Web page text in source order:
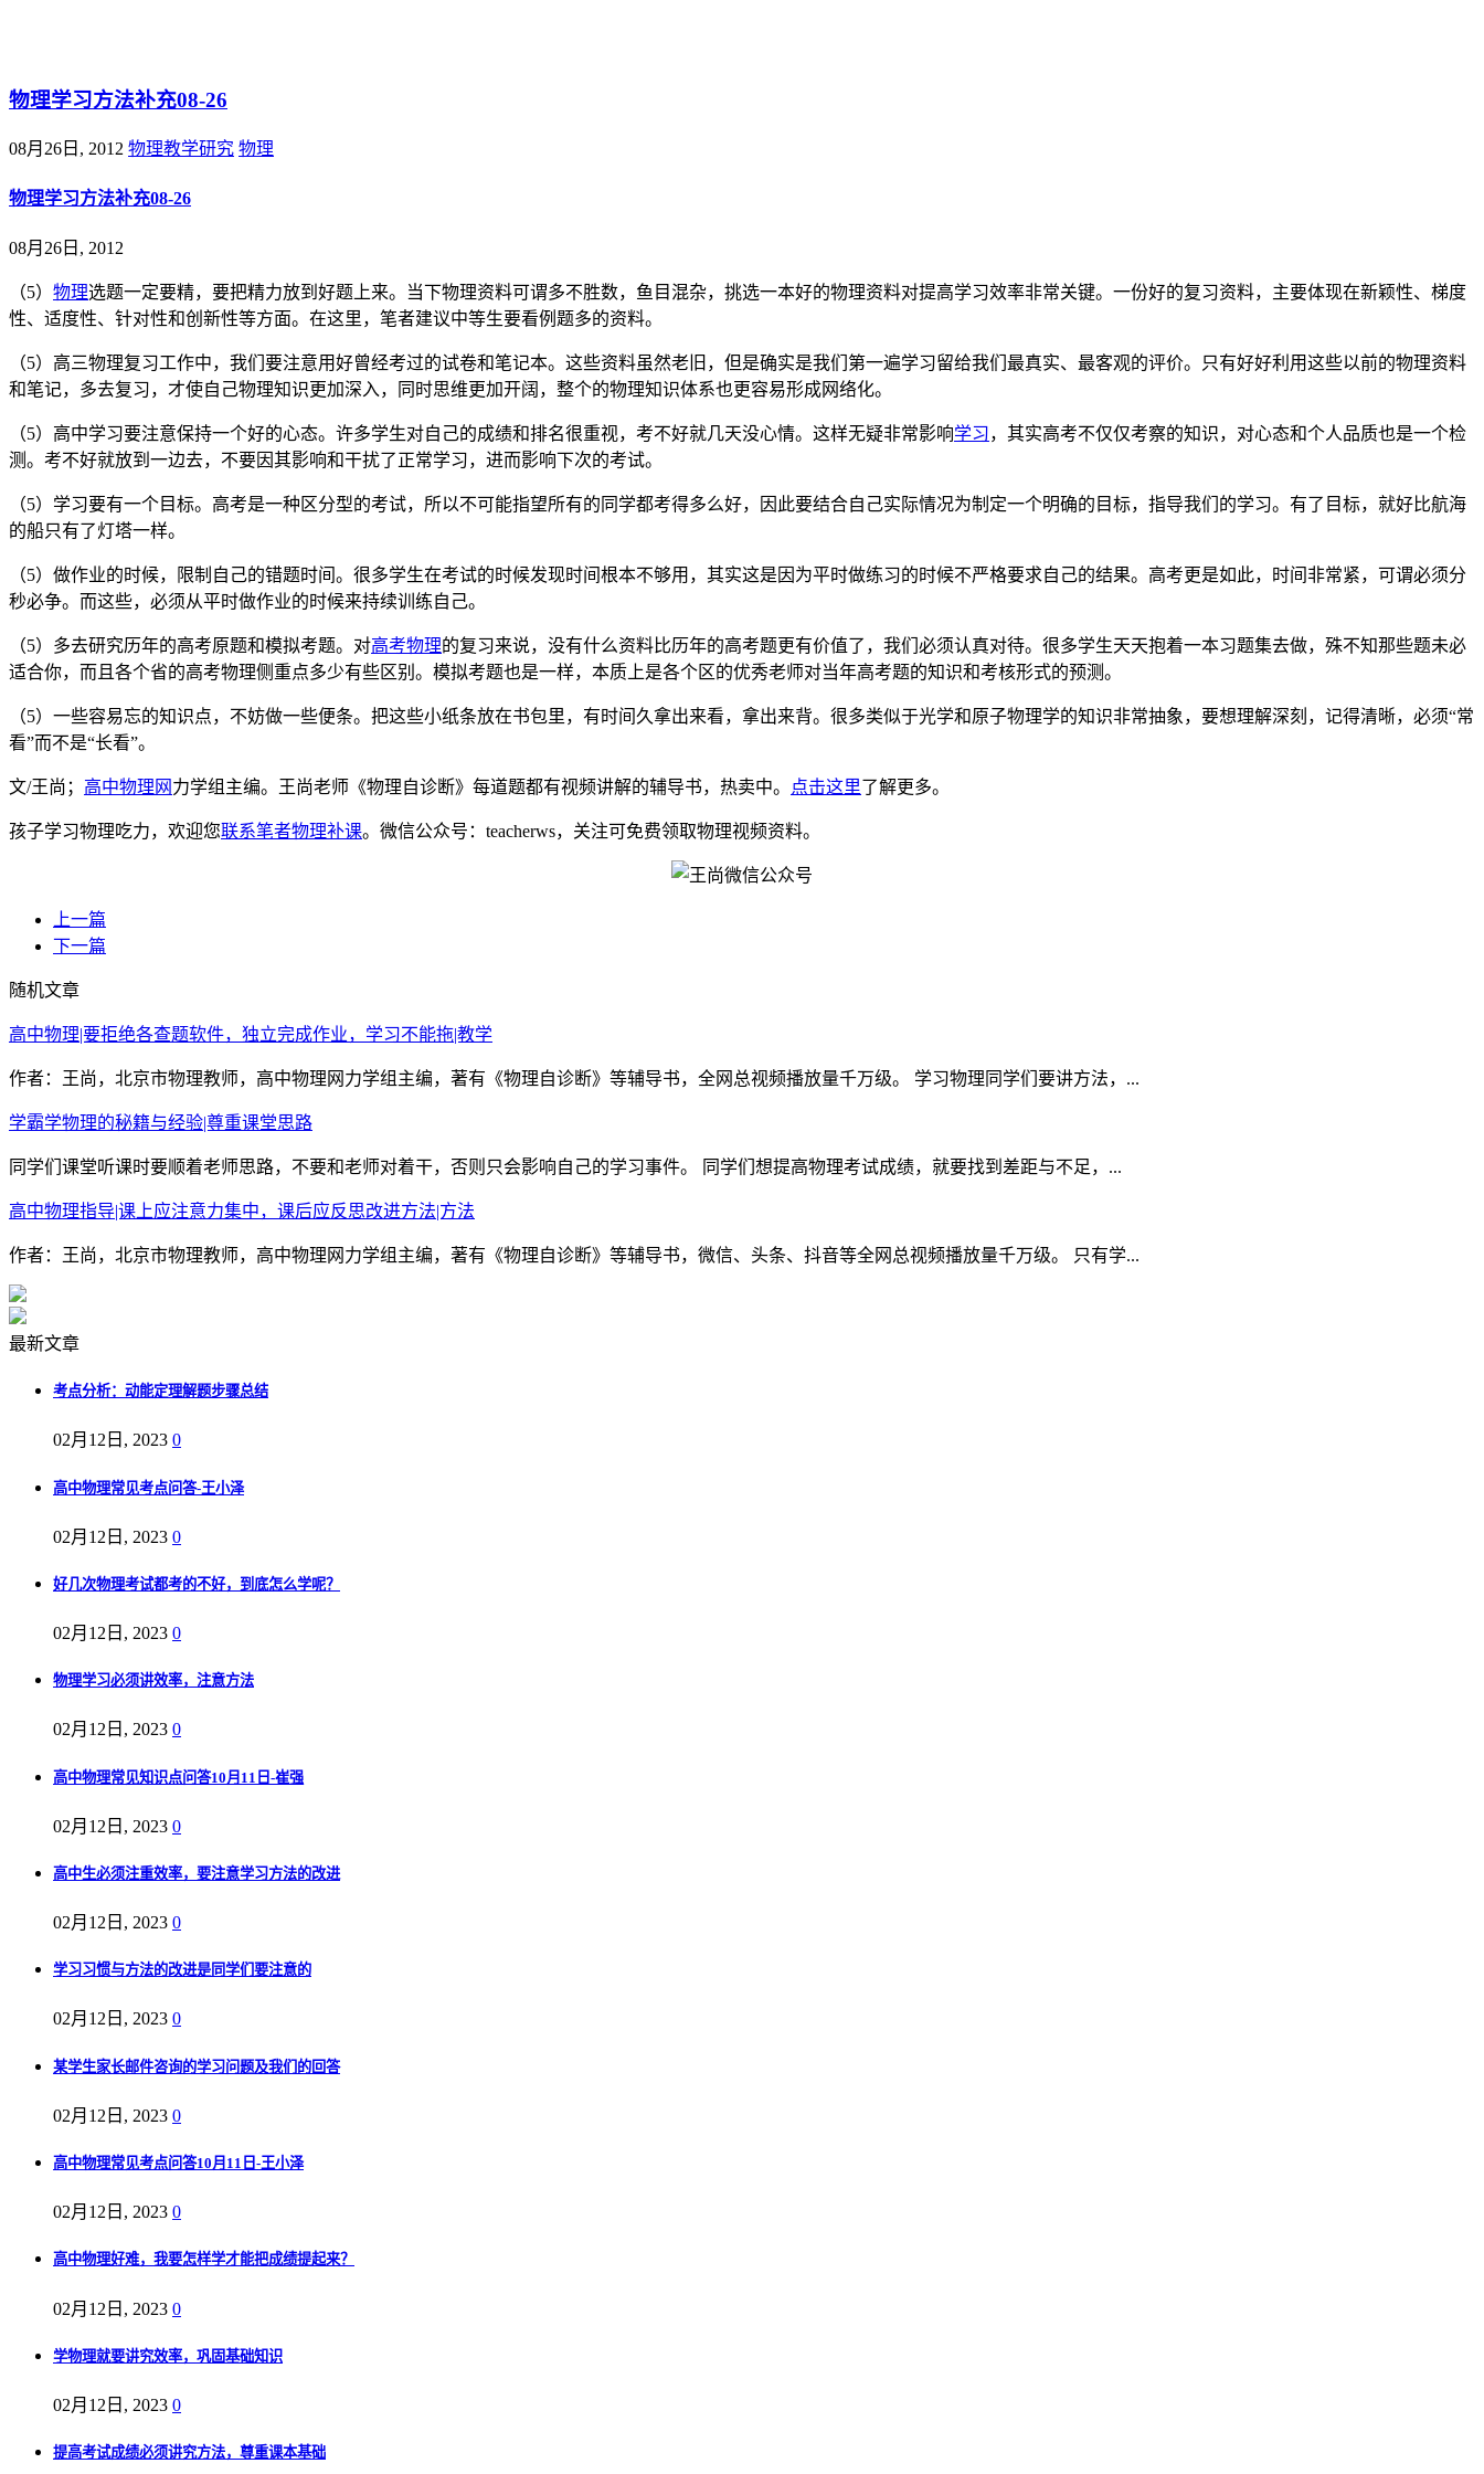
物理学习方法补充08-26
08月26日, 2012 物理教学研究 物理
物理学习方法补充08-26
08月26日, 2012
（5） 物理选题一定要精，要把精力放到好题上来。当下物理资料可谓多不胜数，鱼目混杂，挑选一本好的物理资料对提高学习效率非常关键。一份好的复习资料，主要体现在新颖性、梯度
性、适度性、针对性和创新性等方面。在这里，笔者建议中等生要看例题多的资料。
（5）高三物理复习工作中，我们要注意用好曾经考过的试卷和笔记本。这些资料虽然老旧，但是确实是我们第一遍学习留给我们最真实、最客观的评价。只有好好利用这些以前的物理资料
和笔记，多去复习，才使自己物理知识更加深入，同时思维更加开阔，整个的物理知识体系也更容易形成网络化。
（5）高中学习要注意保持一个好的心态。许多学生对自己的成绩和排名很重视，考不好就几天没心情。这样无疑非常影响学习，其实高考不仅仅考察的知识，对心态和个人品质也是一个检
测。考不好就放到一边去，不要因其影响和干扰了正常学习，进而影响下次的考试。
（5）学习要有一个目标。高考是一种区分型的考试，所以不可能指望所有的同学都考得多么好，因此要结合自己实际情况为制定一个明确的目标，指导我们的学习。有了目标，就好比航海
的船只有了灯塔一样。
（5）做作业的时候，限制自己的错题时间。很多学生在考试的时候发现时间根本不够用，其实这是因为平时做练习的时候不严格要求自己的结果。高考更是如此，时间非常紧，可谓必须分
秒必争。而这些，必须从平时做作业的时候来持续训练自己。
（5）多去研究历年的高考原题和模拟考题。对高考物理的复习来说，没有什么资料比历年的高考题更有价值了，我们必须认真对待。很多学生天天抱着一本习题集去做，殊不知那些题未必
适合你，而且各个省的高考物理侧重点多少有些区别。模拟考题也是一样，本质上是各个区的优秀老师对当年高考题的知识和考核形式的预测。
（5）一些容易忘的知识点，不妨做一些便条。把这些小纸条放在书包里，有时间久拿出来看，拿出来背。很多类似于光学和原子物理学的知识非常抽象，要想理解深刻，记得清晰，必须“常
看”而不是“长看”。
文/王尚； 高中物理网 力学组主编。王尚老师《物理自诊断》每道题都有视频讲解的辅导书，热卖中。 点击这里了解更多。
孩子学习物理吃力，欢迎您联系笔者物理补课。微信公众号：teacherws，关注可免费领取物理视频资料。
上一篇
下一篇
随机文章
高中物理|要拒绝各查题软件，独立完成作业，学习不能拖|教学
作者：王尚，北京市物理教师，高中物理网力学组主编，著有《物理自诊断》等辅导书，全网总视频播放量千万级。 学习物理同学们要讲方法，...
学霸学物理的秘籍与经验|尊重课堂思路
同学们课堂听课时要顺着老师思路，不要和老师对着干，否则只会影响自己的学习事件。 同学们想提高物理考试成绩，就要找到差距与不足，...
高中物理指导|课上应注意力集中，课后应反思改进方法|方法
作者：王尚，北京市物理教师，高中物理网力学组主编，著有《物理自诊断》等辅导书，微信、头条、抖音等全网总视频播放量千万级。 只有学...
最新文章
考点分析：动能定理解题步骤总结
02月12日, 2023 0
高中物理常见考点问答-王小泽
02月12日, 2023 0
好几次物理考试都考的不好，到底怎么学呢？
02月12日, 2023 0
物理学习必须讲效率，注意方法
02月12日, 2023 0
高中物理常见知识点问答10月11日-崔强
02月12日, 2023 0
高中生必须注重效率，要注意学习方法的改进
02月12日, 2023 0
学习习惯与方法的改进是同学们要注意的
02月12日, 2023 0
某学生家长邮件咨询的学习问题及我们的回答
02月12日, 2023 0
高中物理常见考点问答10月11日-王小泽
02月12日, 2023 0
高中物理好难，我要怎样学才能把成绩提起来？
02月12日, 2023 0
学物理就要讲究效率，巩固基础知识
02月12日, 2023 0
提高考试成绩必须讲究方法，尊重课本基础